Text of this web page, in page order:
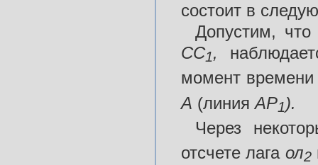
состоит в
Допустим,
CC1,
момент времени
А (линияAP1).
Через
отсчете лага ол2